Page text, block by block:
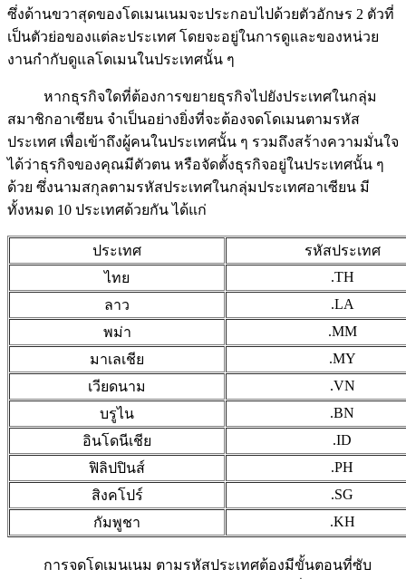
ซึ่งด้านขวาสุดของโดเมนเนมจะประกอบไปด้วยตัวอักษร 2 ตัวที่
เป็นตัวย่อของแต่ละประเทศ โดยจะอยู่ในการดูและของหน่วย
งานกำกับดูแลโดเมนในประเทศนั้น ๆ
หากธุรกิจใดที่ต้องการขยายธุรกิจไปยังประเทศในกลุ่ม
สมาชิกอาเซียน จำเป็นอย่างยิ่งที่จะต้องจดโดเมนตามรหัส
ประเทศ เพื่อเข้าถึงผู้คนในประเทศนั้น ๆ รวมถึงสร้างความมั่นใจ
ได้ว่าธุรกิจของคุณมีตัวตน หรือจัดตั้งธุรกิจอยู่ในประเทศนั้น ๆ
ด้วย ซึ่งนามสกุลตามรหัสประเทศในกลุ่มประเทศอาเซียน มี
ทั้งหมด 10 ประเทศด้วยกัน ได้แก่
ประเทศ
รหัสประเทศ
ไทย
.TH
ลาว
.LA
พม่า
.MM
มาเลเชีย
.MY
เวียดนาม
.VN
บรูไน
.BN
อินโดนีเชีย
.ID
ฟิลิปปินส์
.PH
สิงคโปร์
.SG
กัมพูชา
.KH
การจดโดเมนเนม ตามรหัสประเทศต้องมีขั้นตอนที่ซับ